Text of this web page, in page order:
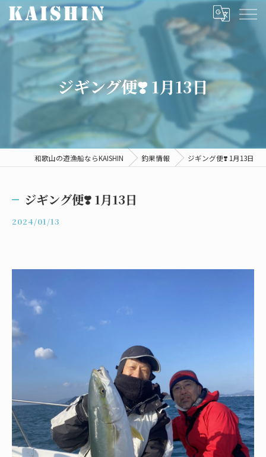
ジギング便❣️ 1月13日
和歌山の遊漁船ならKAISHIN 釣果情報 ジギング便❣️ 1月13日
ジギング便❣️ 1月13日
2024/01/13